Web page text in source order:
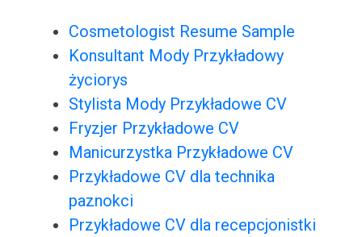
Cosmetologist Resume Sample
Konsultant Mody Przykładowy
życiorys
Stylista Mody Przykładowe CV
Fryzjer Przykładowe CV
Manicurzystka Przykładowe CV
Przykładowe CV dla technika
paznokci
Przykładowe CV dla recepcjonistki